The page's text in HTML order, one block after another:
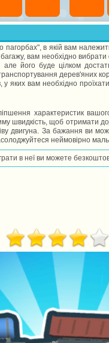
пагорбах", в якій вам
вам необхідно
але його буде цілком
дерев'яних
у яких вам необхідно
характеристик
швидкість, щоб отримати
двигуна. За бажання ви
неймовірно
в неї ви можете